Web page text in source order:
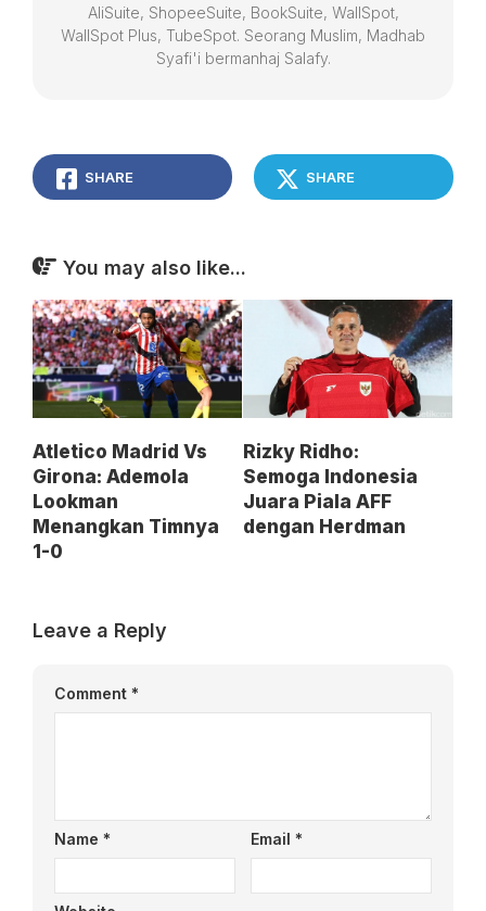
AliSuite, ShopeeSuite, BookSuite, WallSpot,
WallSpot Plus, TubeSpot. Seorang Muslim, Madhab
Syafi'i bermanhaj Salafy.
SHARE SHARE
You may also like...
Atletico Madrid Vs
Girona: Ademola
Lookman
Menangkan Timnya
1-0
Rizky Ridho:
Semoga Indonesia
Juara Piala AFF
dengan Herdman
Leave a Reply
Comment *
Name * Email *